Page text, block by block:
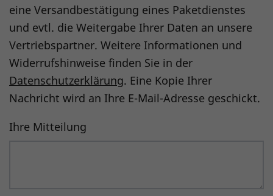
eine Versandbestätigung eines Paketdienstes
und evtl. die Weitergabe Ihrer Daten an unsere
Vertriebspartner. Weitere Informationen und
Widerrufshinweise finden Sie in der
Datenschutzerklärung. Eine Kopie Ihrer
Nachricht wird an Ihre E-Mail-Adresse geschickt.
Ihre Mitteilung